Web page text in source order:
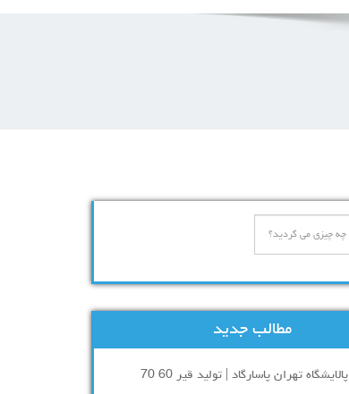
مطالب جدید
پالایشگاه تهران پاسارگاد | تولید قیر 60 70